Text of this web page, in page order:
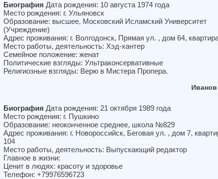
Биография Дата рождения: 10 августа 1974 года
Место рождения: г. Ульяновск
Образование: высшее, Московский Исламский Университет
(Учреждение)
Адрес проживания: г. Волгодонск, Прямая ул. , дом 64,
Место работы, деятельность: Хэд-хантер
Семейное положение: женат
Политические взгляды: Ультраконсервативные
Религиозные взгляды: Верю в Мистера Пропера.
Биография Дата рождения: 21 октября 1989 года
Место рождения: г. Пушкино
Образование: неоконченное среднее, школа №829
Адрес проживания: г. Новороссийск, Беговая ул. , дом 7,
104
Место работы, деятельность: Выпускающий редактор
Главное в жизни:
Ценит в людях: красоту и здоровье
Телефон: +79976596723